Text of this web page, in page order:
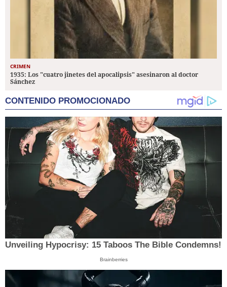
CRIMEN
1935: Los "cuatro jinetes del apocalipsis" asesinaron al doctor
Sánchez
CONTENIDO PROMOCIONADO
Unveiling Hypocrisy: 15 Taboos The Bible Condemns!
Brainberries